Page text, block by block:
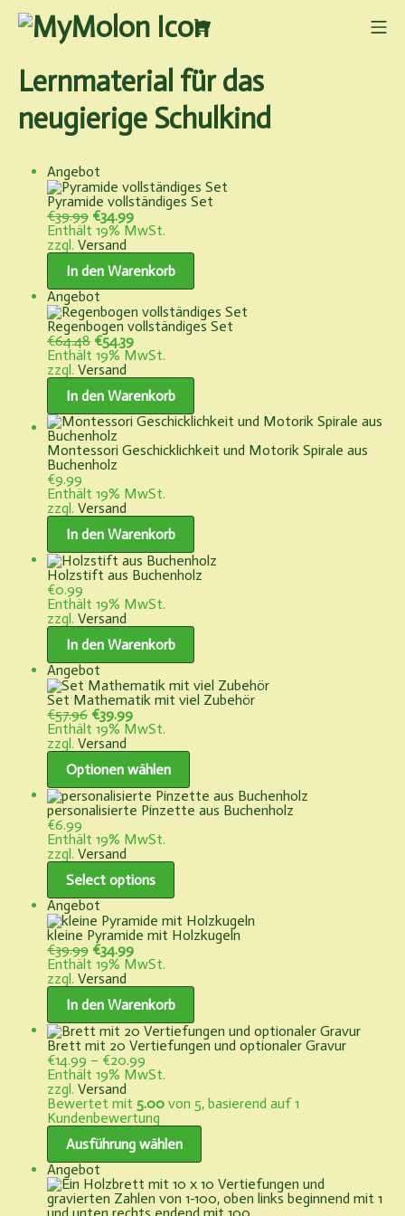
Inhalt
springen
Warenkorb
Lernmaterial für das
neugierige Schulkind
Angebot
im
Angebot
Pyramide vollständiges Set
€39.99 Ursprünglicher
Preis
war:
€39.99
€34.99Aktueller
Preis
€34.99.
Enthält 19% MwSt.
zzgl. Versand
In den Warenkorb
AngebotProdukt
im
Angebot
Regenbogen vollständiges Set
€64.48 Ursprünglicher
Preis
war:
€64.48
€54.39Aktueller
Preis
€54.39.
Enthält 19% MwSt.
zzgl. Versand
In den Warenkorb
Montessori Geschicklichkeit und Motorik Spirale aus
Buchenholz
€9.99
Enthält 19% MwSt.
zzgl. Versand
In den Warenkorb
Holzstift aus Buchenholz
€0.99
Enthält 19% MwSt.
zzgl. Versand
In den Warenkorb
AngebotProdukt
im
Angebot
Set Mathematik mit viel Zubehör
€57.96 Ursprünglicher
Preis
war:
€57.96
€39.99Aktueller
Preis
€39.99.
Enthält 19% MwSt.
zzgl. Versand
Optionen wählen
personalisierte Pinzette aus Buchenholz
€6.99
Enthält 19% MwSt.
zzgl. Versand
Select options
AngebotProdukt
im
Angebot
kleine Pyramide mit Holzkugeln
€39.99 Ursprünglicher
Preis
war:
€39.99
€34.99Aktueller
Preis
€34.99.
Enthält 19% MwSt.
zzgl. Versand
In den Warenkorb
Brett mit 20 Vertiefungen und optionaler Gravur
€14.99 – €20.99 Preisspanne:
€14.99
€20.99
Enthält 19% MwSt.
zzgl. Versand
Bewertet mit 5.00 von 5, basierend auf1
Kundenbewertung
Ausführung wählen
AngebotProdukt
im
Angebot